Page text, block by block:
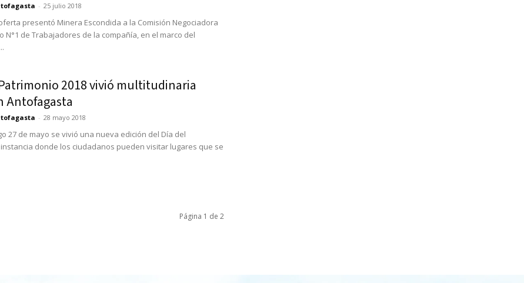
- 25 julio 2018
presentó Minera Escondida a la Comisión Negociadora
N°1 de Trabajadores de la compañía, en el marco del
2018 vivió multitudinaria
Antofagasta
- 28 mayo 2018
27 de mayo se vivió una nueva edición del Día del
donde los ciudadanos pueden visitar lugares que se
Página 1 de 2